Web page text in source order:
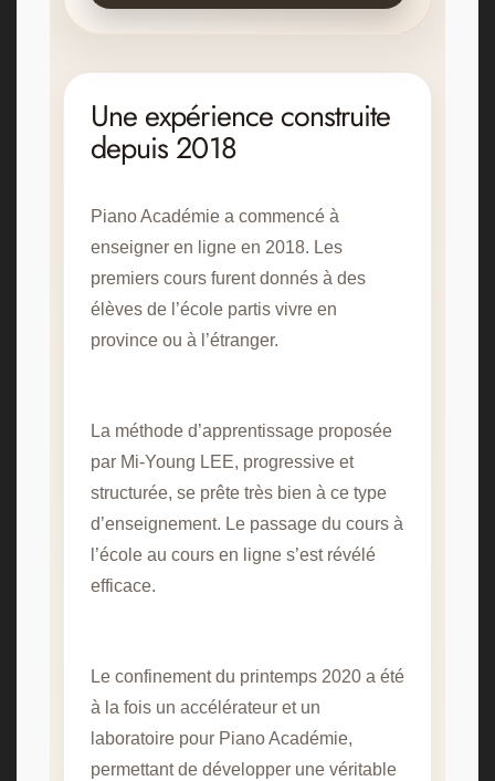
Une expérience construite
depuis 2018
Piano Académie a commencé à
enseigner en ligne en 2018. Les
premiers cours furent donnés à des
élèves de l’école partis vivre en
province ou à l’étranger.
La méthode d’apprentissage proposée
par Mi-Young LEE, progressive et
structurée, se prête très bien à ce type
d’enseignement. Le passage du cours à
l’école au cours en ligne s’est révélé
efficace.
Le confinement du printemps 2020 a été
à la fois un accélérateur et un
laboratoire pour Piano Académie,
permettant de développer une véritable